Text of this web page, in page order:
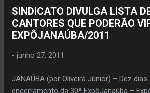
situada na avenida Av. Major Alexandre
bairro Ibituruna, nesta cidade. A
Divórcio – EC 66/2010” será proferida
Procurador do Município de Belo
Tesoureiro da OAB/MG (Ordem dos
Brasil/Minas Gerais). ...
SINDICATO DIVULGA LISTA
CANTORES QUE PODERÃO
EXPÔJANAÚBA/2011
- junho 27, 2011
JANAÚBA (por Oliveira Júnior) – Dez dias
encerramento da 30ª ExpôJanaúba –